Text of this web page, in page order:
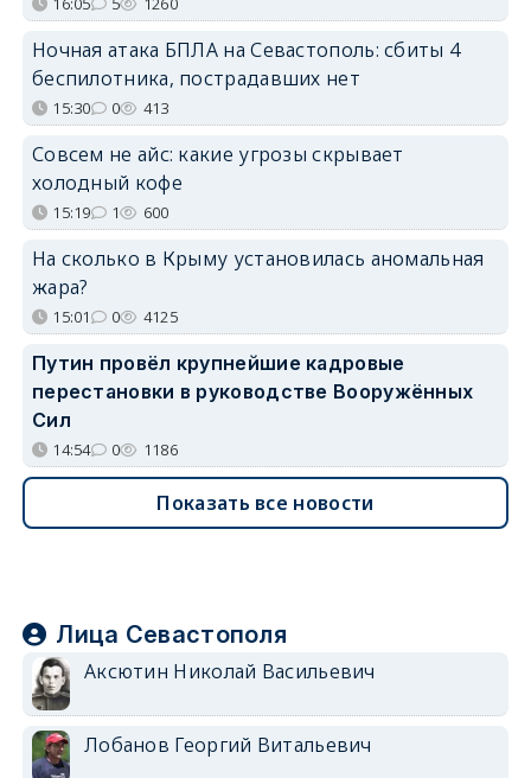
Ночная атака БПЛА на Севастополь: сбиты 4
беспилотника, пострадавших нет
15:30 0 413
Совсем не айс: какие угрозы скрывает
холодный кофе
15:19 1 600
На сколько в Крыму установилась аномальная
жара?
15:01 0 4125
Путин провёл крупнейшие кадровые
перестановки в руководстве Вооружённых
Сил
14:54 0 1186
Показать все новости
Лица Севастополя
Аксютин Николай Васильевич
Лобанов Георгий Витальевич